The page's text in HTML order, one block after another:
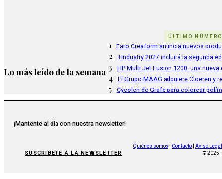
ÚLTIMO NÚMERO
Lo más leído de la semana
1 Faro Creaform anuncia nuevos
2 +Industry 2027 incluirá la segunda
3 HP Multi Jet Fusion 1200: una
4 El Grupo MAAG adquiere Cloeren
5 Cycolen de Grafe para colorear
¡Mantente al día con nuestra newsletter!
SUSCRÍBETE A LA NEWSLETTER
Quiénes somos Contacto
Aviso Legal
© 2025